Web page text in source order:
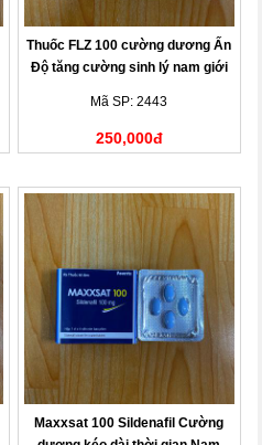
Thuốc FLZ 100 cường dương Ấn
Độ tăng cường sinh lý nam giới
Mã SP: 2443
250,000đ
Maxxsat 100 Sildenafil Cường